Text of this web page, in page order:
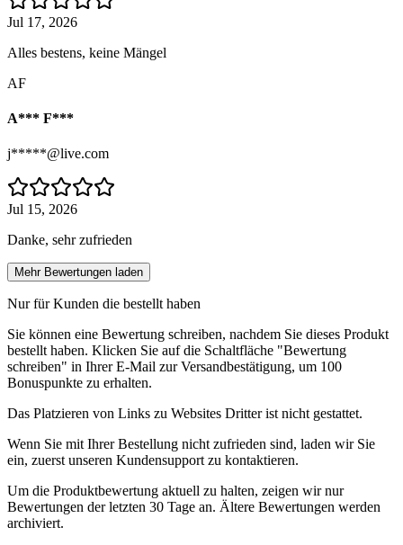
Jul 17, 2026
Alles bestens, keine Mängel
AF
A*** F***
j*****@live.com
Jul 15, 2026
Danke, sehr zufrieden
Mehr Bewertungen laden
Nur für Kunden die bestellt haben
Sie können eine Bewertung schreiben, nachdem Sie dieses Produkt
bestellt haben. Klicken Sie auf die Schaltfläche "Bewertung
schreiben" in Ihrer E-Mail zur Versandbestätigung, um 100
Bonuspunkte zu erhalten.
Das Platzieren von Links zu Websites Dritter ist nicht gestattet.
Wenn Sie mit Ihrer Bestellung nicht zufrieden sind, laden wir Sie
ein, zuerst unseren Kundensupport zu kontaktieren.
Um die Produktbewertung aktuell zu halten, zeigen wir nur
Bewertungen der letzten 30 Tage an. Ältere Bewertungen werden
archiviert.